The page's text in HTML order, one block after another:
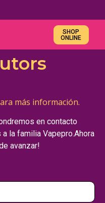
SHOP
ONLINE
más información.
en contacto
la familia Vapepro.Ahora
avanzar!